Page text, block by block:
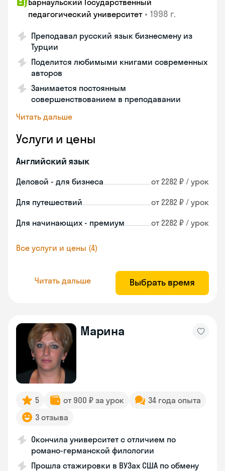
Барнаульский Государственный
педагогический университет • 1998 г.
Преподавал русский язык бизнесмену из
Турции
Поделится любимыми книгами современных
авторов
Занимается постоянным
совершенствованием в преподавании
Читать дальше
Услуги и цены
Английский язык
Деловой - для бизнеса от 2282 ₽ / урок
Для путешествий от 2282 ₽ / урок
Для начинающих - премиум от 2282 ₽ / урок
Все услуги и цены (4)
Читать дальше Выбрать время
Марина
5 от 900 ₽ за урок
34 года опыта
3 отзыва
Окончила университет с отличием по
романо-германской филологии
Прошла стажировки в ВУЗах США по обмену